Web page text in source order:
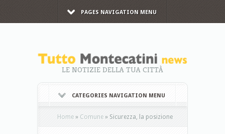
PAGES NAVIGATION MENU
LE NOTIZIE DELLA TUA CITTÀ
CATEGORIES NAVIGATION MENU
Home » Comune » Sicurezza, la posizione